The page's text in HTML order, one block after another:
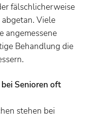
fälschlicherweise
Viele
angemessene
Behandlung die
Senioren oft
stehen bei